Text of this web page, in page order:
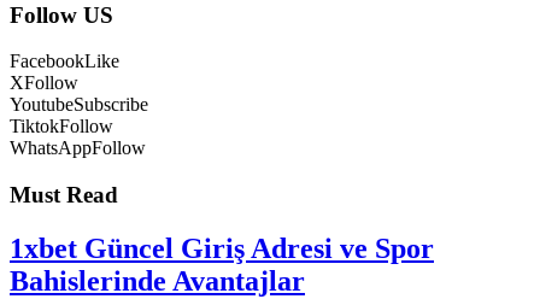
Follow US
FacebookLike
XFollow
YoutubeSubscribe
TiktokFollow
WhatsAppFollow
Must Read
1xbet Güncel Giriş Adresi ve Spor
Bahislerinde Avantajlar